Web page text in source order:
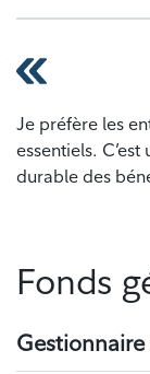
Je préfère les
essentiels.
durable des
Fonds